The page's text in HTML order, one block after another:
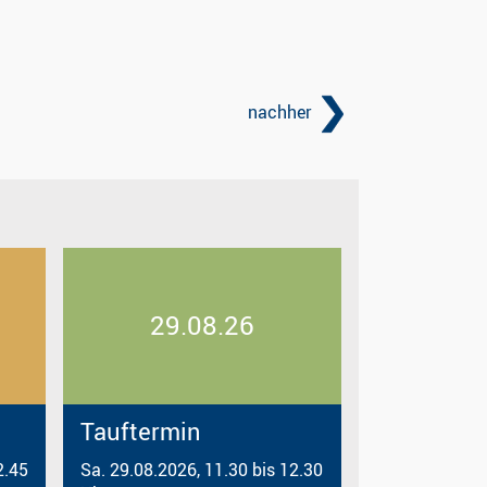
nachher
29.08.26
Tauftermin
Sa. 29.08.2026, 11.30 bis 12.30